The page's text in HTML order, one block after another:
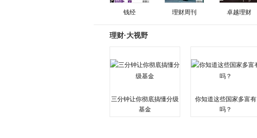
钱经 理财周刊 卓越理财
理财·大视野
三分钟让你彻底搞懂分级
基金
你知道这些国家多富有
吗？